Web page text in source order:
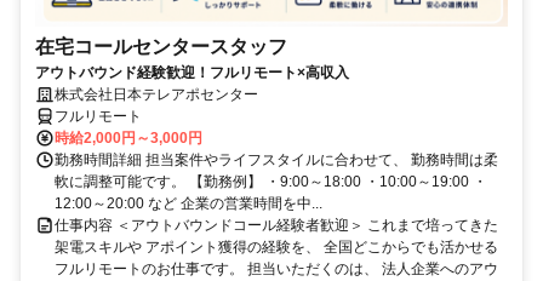
在宅コールセンタースタッフ
アウトバウンド経験歓迎！フルリモート×高収入
株式会社日本テレアポセンター
フルリモート
時給2,000円～3,000円
勤務時間詳細 担当案件やライフスタイルに合わせて、 勤務時間は柔
軟に調整可能です。 【勤務例】 ・9:00～18:00 ・10:00～19:00 ・
12:00～20:00 など 企業の営業時間を中...
仕事内容 ＜アウトバウンドコール経験者歓迎＞ これまで培ってきた
架電スキルや アポイント獲得の経験を、 全国どこからでも活かせる
フルリモートのお仕事です。 担当いただくのは、 法人企業へのアウ